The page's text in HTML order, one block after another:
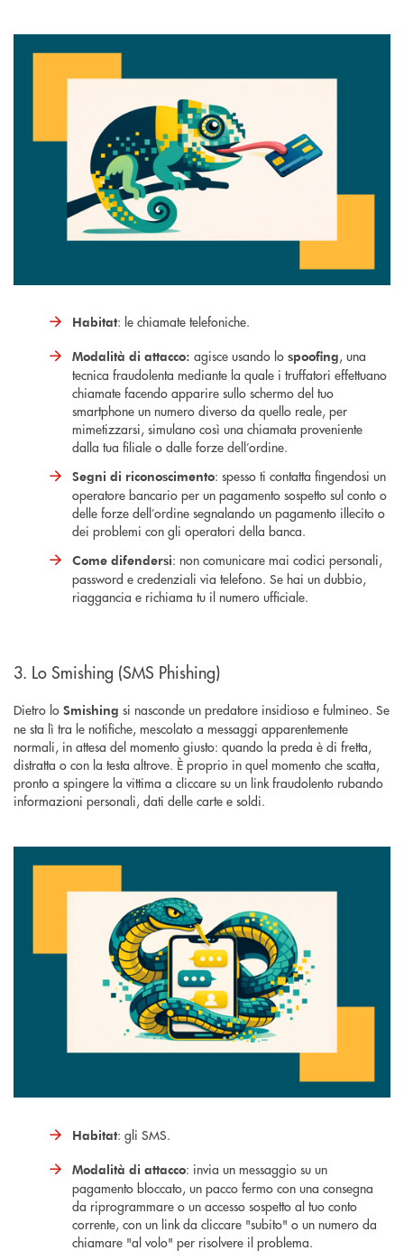
Habitat: le chiamate telefoniche.
Modalità di attacco: agisce usando lo spoofing, una
tecnica fraudolenta mediante la quale i truffatori effettuano
chiamate facendo apparire sullo schermo del tuo
smartphone un numero diverso da quello reale, per
mimetizzarsi, simulano così una chiamata proveniente
dalla tua filiale o dalle forze dell’ordine.
Segni di riconoscimento: spesso ti contatta fingendosi un
operatore bancario per un pagamento sospetto sul conto o
delle forze dell’ordine segnalando un pagamento illecito o
dei problemi con gli operatori della banca.
Come difendersi: non comunicare mai codici personali,
password e credenziali via telefono. Se hai un dubbio,
riaggancia e richiama tu il numero ufficiale.
3. Lo Smishing (SMS Phishing)
Dietro lo Smishing si nasconde un predatore insidioso e fulmineo. Se
ne sta lì tra le notifiche, mescolato a messaggi apparentemente
normali, in attesa del momento giusto: quando la preda è di fretta,
distratta o con la testa altrove. È proprio in quel momento che scatta,
pronto a spingere la vittima a cliccare su un link fraudolento rubando
informazioni personali, dati delle carte e soldi.
Habitat: gli SMS.
Modalità di attacco: invia un messaggio su un
pagamento bloccato, un pacco fermo con una consegna
da riprogrammare o un accesso sospetto al tuo conto
corrente, con un link da cliccare "subito" o un numero da
chiamare "al volo" per risolvere il problema.